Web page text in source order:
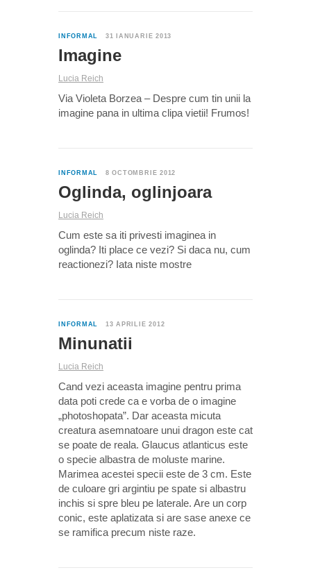
INFORMAL 31 IANUARIE 2013
Imagine
Lucia Reich
Via Violeta Borzea – Despre cum tin unii la
imagine pana in ultima clipa vietii! Frumos!
INFORMAL 8 OCTOMBRIE 2012
Oglinda, oglinjoara
Lucia Reich
Cum este sa iti privesti imaginea in
oglinda? Iti place ce vezi? Si daca nu, cum
reactionezi? Iata niste mostre
INFORMAL 13 APRILIE 2012
Minunatii
Lucia Reich
Cand vezi aceasta imagine pentru prima
data poti crede ca e vorba de o imagine
„photoshopata”. Dar aceasta micuta
creatura asemnatoare unui dragon este cat
se poate de reala. Glaucus atlanticus este
o specie albastra de moluste marine.
Marimea acestei specii este de 3 cm. Este
de culoare gri argintiu pe spate si albastru
inchis si spre bleu pe laterale. Are un corp
conic, este aplatizata si are sase anexe ce
se ramifica precum niste raze.